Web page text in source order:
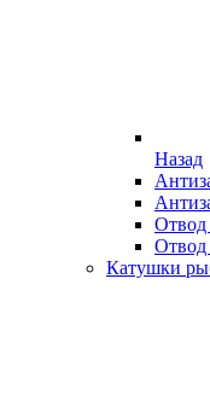
Назад
Отвод
Отвод
Катушки